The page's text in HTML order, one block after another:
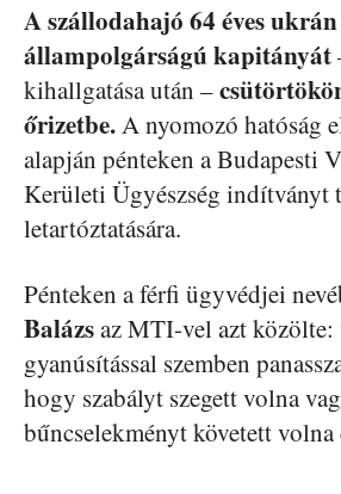
A szállodahajó 64 éves ukrán
állampolgárságú kapitányát
kihallgatása után –
őrizetbe.A nyomozó hatóság
alapján pénteken a Budapesti
Kerületi Ügyészség indítványt
letartóztatására.
Pénteken a férfi ügyvédjei
Balázsaz MTI-vel azt közölte:
gyanúsítással szemben
hogy szabályt szegett volna
bűncselekményt követett volna